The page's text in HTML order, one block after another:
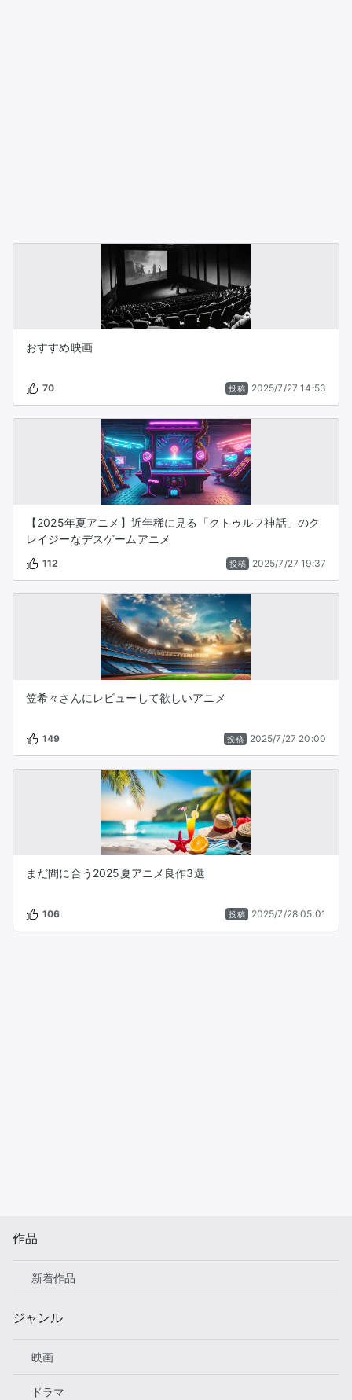
おすすめ映画
70 投稿 2025/7/27 14:53
【2025年夏アニメ】近年稀に見る「クトゥルフ神話」のク
レイジーなデスゲームアニメ
112 投稿 2025/7/27 19:37
笠希々さんにレビューして欲しいアニメ
149 投稿 2025/7/27 20:00
まだ間に合う2025夏アニメ良作3選
106 投稿 2025/7/28 05:01
作品
新着作品
ジャンル
映画
ドラマ